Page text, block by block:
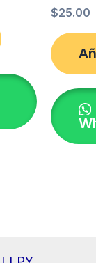
$25.00